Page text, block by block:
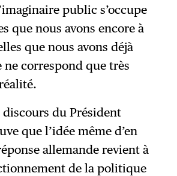
public s’occupe
que nous avons encore à
que nous avons déjà
ne correspond que très
du Président
que l’idée même d’en
allemande revient à
de la politique